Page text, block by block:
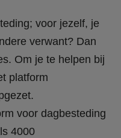
voor jezelf, je
verwant? Dan
Om je te helpen bij
platform
voor dagbesteding
4000